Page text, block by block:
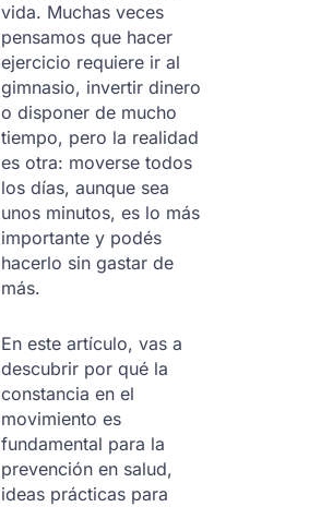
vida. Muchas veces
pensamos que hacer
ejercicio requiere ir al
gimnasio, invertir dinero
o disponer de mucho
tiempo, pero la realidad
es otra: moverse todos
los días, aunque sea
unos minutos, es lo más
importante y podés
hacerlo sin gastar de
más.
En este artículo, vas a
descubrir por qué la
constancia en el
movimiento es
fundamental para la
prevención en salud,
ideas prácticas para